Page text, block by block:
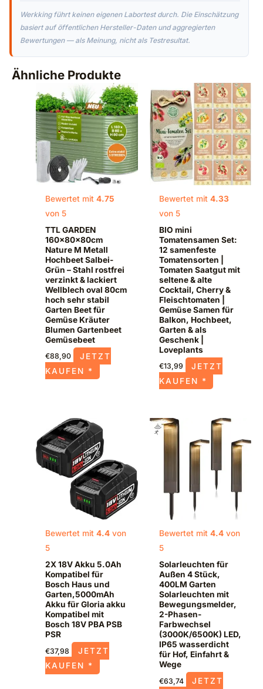
Werkking führt keinen eigenen Labortest durch. Die Einschätzung
basiert auf öffentlichen Hersteller-Daten und aggregierten
Bewertungen — als Meinung, nicht als Testresultat.
Ähnliche Produkte
Bewertet mit4.75
von 5
TTL GARDEN
160x80x80cm
Nature M Metall
Hochbeet Salbei-
Grün – Stahl rostfrei
verzinkt & lackiert
Wellblech oval 80cm
hoch sehr stabil
Garten Beet für
Gemüse Kräuter
Blumen Gartenbeet
Gemüsebeet
€88,90
JETZT
KAUFEN *
Bewertet mit 4.33
von 5
BIO mini
Tomatensamen Set:
12 samenfeste
Tomatensorten |
Tomaten Saatgut mit
seltene & alte
Cocktail, Cherry &
Fleischtomaten |
Gemüse Samen für
Balkon, Hochbeet,
Garten & als
Geschenk |
Loveplants
€13,99
JETZT
KAUFEN *
Bewertet mit4.4 von
5
2X 18V Akku 5.0Ah
Kompatibel für
Bosch Haus und
Garten,5000mAh
Akku für Gloria akku
Kompatibel mit
Bosch 18V PBA PSB
PSR
€37,98
JETZT
KAUFEN *
Bewertet mit 4.4von
5
Solarleuchten für
Außen 4 Stück,
400LM Garten
Solarleuchten mit
Bewegungsmelder,
2-Phasen-
Farbwechsel
(3000K/6500K) LED,
IP65 wasserdicht
für Hof, Einfahrt &
Wege
€63,74 JETZT